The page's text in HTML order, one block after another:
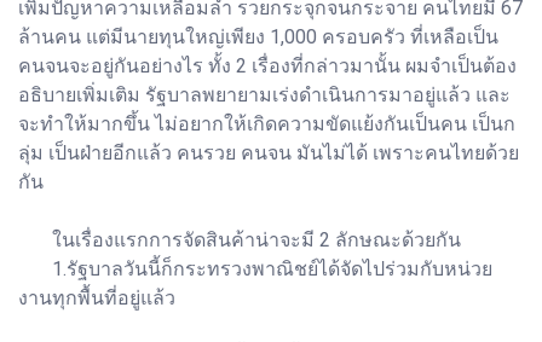
เพิ่มปัญหาความเหลื่อมล้ำ รวยกระจุกจนกระจาย คนไทยมี 67
ล้านคน แต่มีนายทุนใหญ่เพียง 1,000 ครอบครัว ที่เหลือเป็น
คนจนจะอยู่กันอย่างไร ทั้ง 2 เรื่องที่กล่าวมานั้น ผมจำเป็นต้อง
อธิบายเพิ่มเติม รัฐบาลพยายามเร่งดำเนินการมาอยู่แล้ว และ
จะทำให้มากขึ้น ไม่อยากให้เกิดความขัดแย้งกันเป็นคน เป็นก
ลุ่ม เป็นฝ่ายอีกแล้ว คนรวย คนจน มันไม่ได้ เพราะคนไทยด้วย
กัน
ในเรื่องแรกการจัดสินค้าน่าจะมี 2 ลักษณะด้วยกัน
1.รัฐบาลวันนี้ก็กระทรวงพาณิชย์ได้จัดไปร่วมกับหน่วย
งานทุกพื้นที่อยู่แล้ว